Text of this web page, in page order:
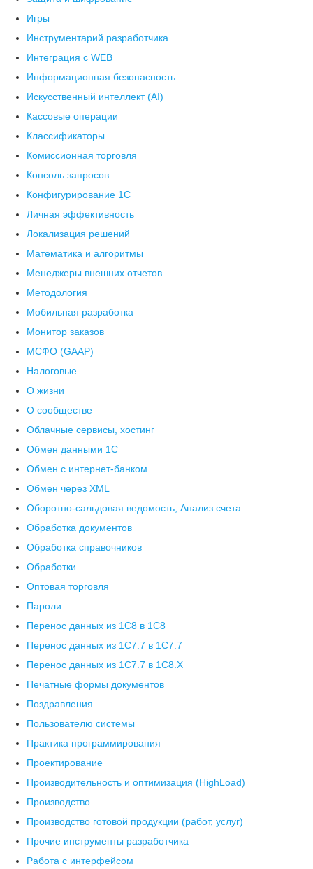
Игры
Инструментарий разработчика
Интеграция с WEB
Информационная безопасность
Искусственный интеллект (AI)
Кассовые операции
Классификаторы
Комиссионная торговля
Консоль запросов
Конфигурирование 1С
Личная эффективность
Локализация решений
Математика и алгоритмы
Менеджеры внешних отчетов
Методология
Мобильная разработка
Монитор заказов
МСФО (GAAP)
Налоговые
О жизни
О сообществе
Облачные сервисы, хостинг
Обмен данными 1С
Обмен с интернет-банком
Обмен через XML
Оборотно-сальдовая ведомость, Анализ счета
Обработка документов
Обработка справочников
Обработки
Оптовая торговля
Пароли
Перенос данных из 1C8 в 1C8
Перенос данных из 1С7.7 в 1C7.7
Перенос данных из 1С7.7 в 1C8.X
Печатные формы документов
Поздравления
Пользователю системы
Практика программирования
Проектирование
Производительность и оптимизация (HighLoad)
Производство
Производство готовой продукции (работ, услуг)
Прочие инструменты разработчика
Работа с интерфейсом